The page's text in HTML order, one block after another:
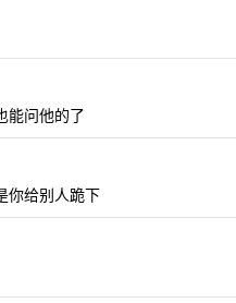
能问他的了
你给别人跪下